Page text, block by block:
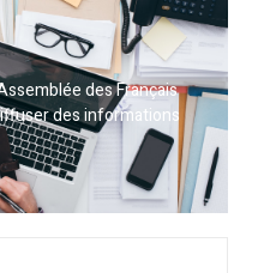
des Français
des informations